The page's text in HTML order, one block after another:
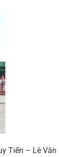
Tiến – Lê Văn